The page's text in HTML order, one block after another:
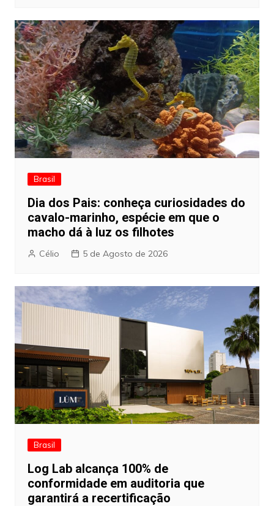
Brasil
Dia dos Pais: conheça curiosidades do
cavalo-marinho, espécie em que o
macho dá à luz os filhotes
Célio 5 de Agosto de 2026
Brasil
Log Lab alcança 100% de
conformidade em auditoria que
garantirá a recertificação